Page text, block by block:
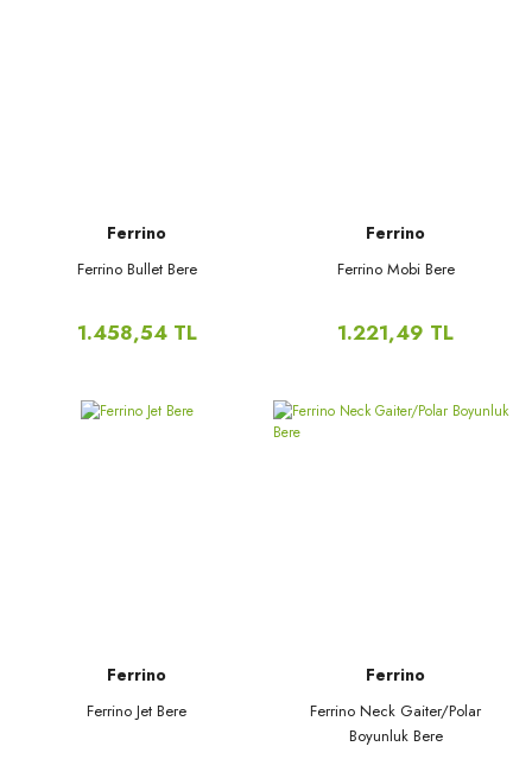
Ferrino
Ferrino Bullet Bere
1.458,54 TL
Ferrino
Ferrino Mobi Bere
1.221,49 TL
Ferrino
Ferrino Jet Bere
Ferrino
Ferrino Neck Gaiter/Polar
Boyunluk Bere